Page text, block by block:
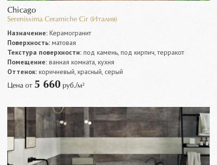
Chicago
Serenissima Ceramiche Cir (Италия)
Назначение: Керамогранит
Поверхность: матовая
Текстура поверхности: под камень, под кирпич, терракот
Помещение: ванная комната, кухня
Оттенок: коричневый, красный, серый
Цена от 5 660 руб./м²